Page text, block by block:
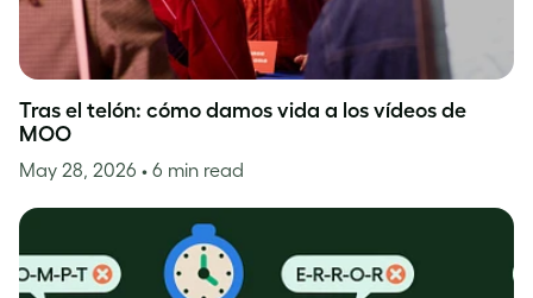
Tras el telón: cómo damos vida a los vídeos de
MOO
May 28, 2026 • 6 min read